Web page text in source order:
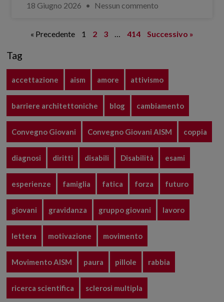
18 Giugno 2026 Nessun commento
« Precedente 1 2 3 … 414 Successivo »
Tag
accettazione aism amore attivismo
barriere architettoniche blog cambiamento
Convegno Giovani Convegno Giovani AISM coppia
diagnosi diritti disabili Disabilità esami
esperienze famiglia fatica forza futuro
giovani gravidanza gruppo giovani lavoro
lettera motivazione movimento
Movimento AISM paura pillole rabbia
ricerca scientifica sclerosi multipla